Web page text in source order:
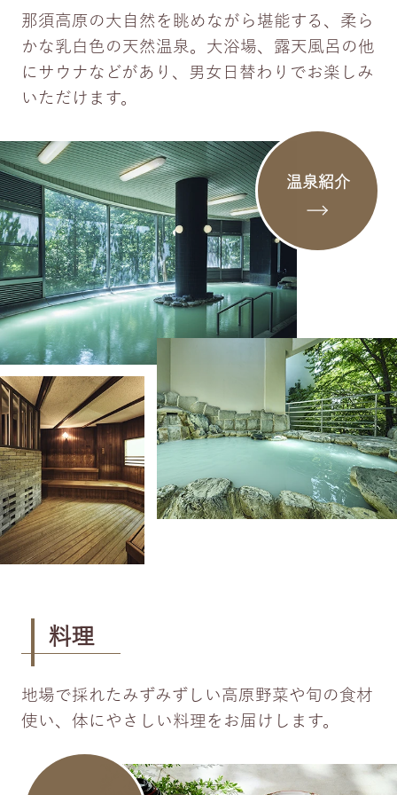
那須高原の大自然を眺めながら堪能する、柔ら
かな乳白色の天然温泉。大浴場、露天風呂の他
にサウナなどがあり、男女日替わりでお楽しみ
いただけます。
温泉紹介
料理
地場で採れたみずみずしい高原野菜や旬の食材
使い、体にやさしい料理をお届けします。